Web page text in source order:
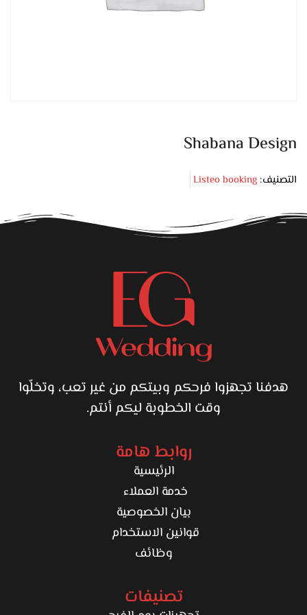
Shabana Design
التصنيف: Listeo booking
هدفنا تجهزوا فرحكم وبيتكم من غير تعب، وتخلّوا
وقت الخطوبة ليكم أنتم.
روابط هامة
الرئيسية
خدمة العملاء
بيان الخصوصية
قوانين الاستخدام
وظائف
تصنيفات